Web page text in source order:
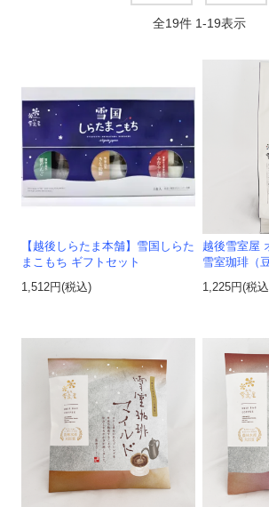
全19件 1-19表示
【越後しらたま本舗】雪国しらた
まこもち ギフトセット
1,512円(税込)
越後雪室屋
雪室珈琲（
1,225円(税